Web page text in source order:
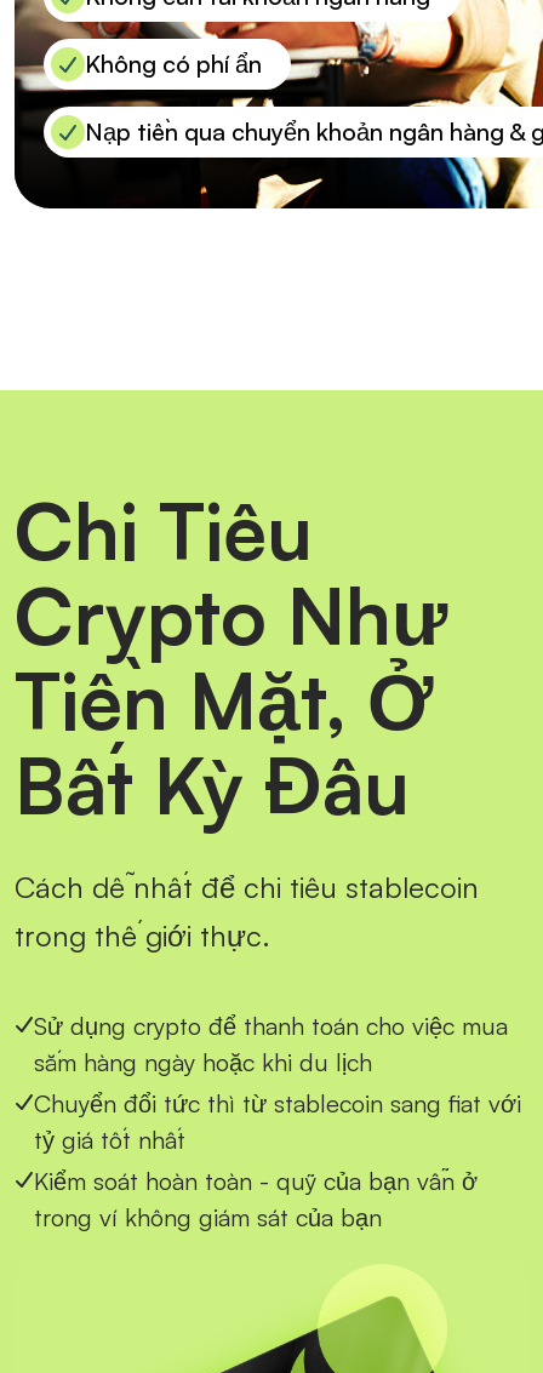
Không có phí ẩn
Nạp tiền qua chuyển khoản ngân hàng &
Chi Tiêu
Crypto Như
Tiền Mặt, Ở
Bất Kỳ Đâu
Cách dễ nhất để chi tiêu stablecoin
trong thế giới thực.
Sử dụng crypto để thanh toán cho việc mua
sắm hàng ngày hoặc khi du lịch
Chuyển đổi tức thì từ stablecoin sang fiat với
tỷ giá tốt nhất
Kiểm soát hoàn toàn - quỹ của bạn vẫn ở
trong ví không giám sát của bạn